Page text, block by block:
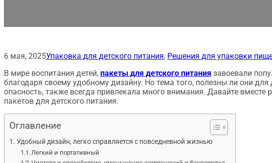
6 мая, 2025Упаковка для детского питания, Решения для упаковки
В мире воспитания детей, пакеты для детского питания завоевали
благодаря своему удобному дизайну. Но тема того, полезны ли они для
опасность, также всегда привлекала много внимания. Давайте вместе
пакетов для детского питания.
Оглавление
Удобный дизайн, легко справляется с повседневной жизнью
Легкий и портативный